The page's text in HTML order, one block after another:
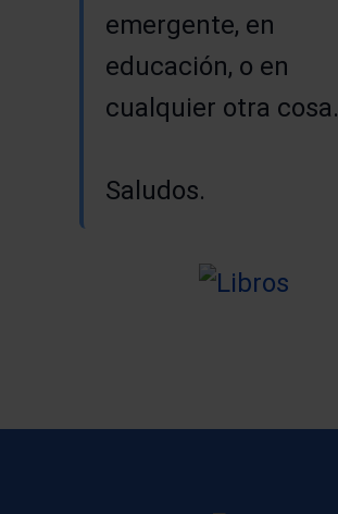
emergente, en
educación, o en
cualquier otra cosa.
Saludos.